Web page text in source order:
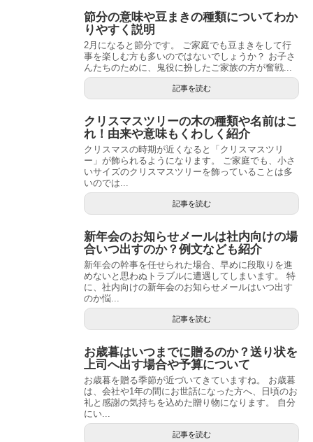
節分の意味や豆まきの種類についてわか
りやすく説明
2月になると節分です。 ご家庭でも豆まきをして行
事を楽しむ方も多いのではないでしょうか？ お子さ
んたちのために、鬼役に扮したご家族の方が奮戦...
記事を読む
クリスマスツリーの木の種類や名前はこ
れ！由来や意味もくわしく紹介
クリスマスの時期が近くなると「クリスマスツリ
ー」が飾られるようになります。 ご家庭でも、小さ
いサイズのクリスマスツリーを飾っていることは多
いのでは...
記事を読む
新年会のお知らせメールは社内向けの場
合いつ出すのか？例文なども紹介
新年会の幹事を任せられた場合、早めに段取りを進
めないと思わぬトラブルに遭遇してしまいます。 特
に、社内向けの新年会のお知らせメールはいつ出す
のか悩...
記事を読む
お歳暮はいつまでに贈るのか？送り状を
上司へ出す場合や予算について
お歳暮を贈る季節が近づいてきていますね。 お歳暮
は、会社や1年の間にお世話になった方へ、日頃のお
礼と感謝の気持ちを込めた贈り物になります。 自分
にい...
記事を読む